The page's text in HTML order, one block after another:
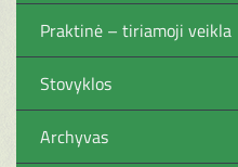
Praktinė – tiriamoji veikla
Stovyklos
Archyvas